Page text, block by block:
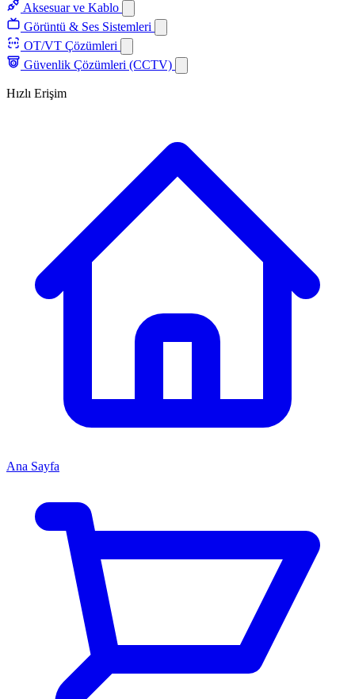
Aksesuar ve Kablo
Görüntü & Ses Sistemleri
OT/VT Çözümleri
Güvenlik Çözümleri (CCTV)
Hızlı Erişim
Ana Sayfa